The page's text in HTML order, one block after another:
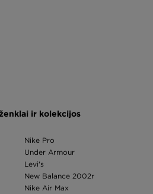
ir kolekcijos
Nike Pro
Under Armour
Levi's
New Balance 2002r
Nike Air Max